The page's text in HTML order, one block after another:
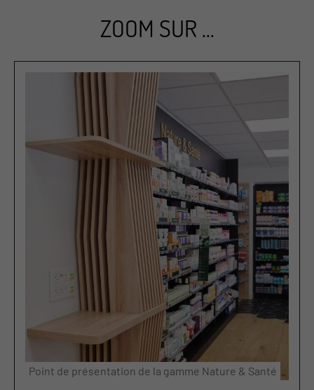
ZOOM SUR ...
Point de présentation de la gamme Nature & Santé